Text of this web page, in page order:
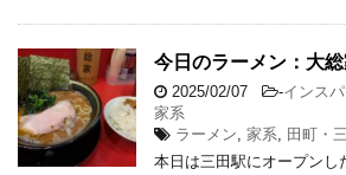
今日のラーメン：大総
2025/02/07 -インス
家系
ラーメン, 家系, 田町・
本日は三田駅にオープンし